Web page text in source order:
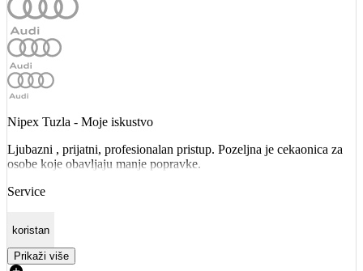
Nipex Tuzla - Moje iskustvo
Ljubazni , prijatni, profesionalan pristup. Pozeljna je cekaonica za
osobe koje obavljaju manje popravke.
Service
koristan
Prikaži više